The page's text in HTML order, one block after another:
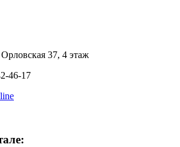
37, 4 этаж
46-17